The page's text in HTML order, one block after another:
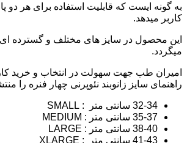
به گونه ایست که قابلیت استفاده برای هر
کاربر میدهد.
این محصول در سایز های مختلف و گسترده
میگردد.
امیران طب جهت سهولت در انتخاب و خرید
راهنمای سایز زانوبند نئوپرنی چهار فنره را
32-34 سانتی متر : SMALL
35-37 سانتی متر : MEDIUM
38-40 سانتی متر : LARGE
41-43 سانتی متر : XLARGE